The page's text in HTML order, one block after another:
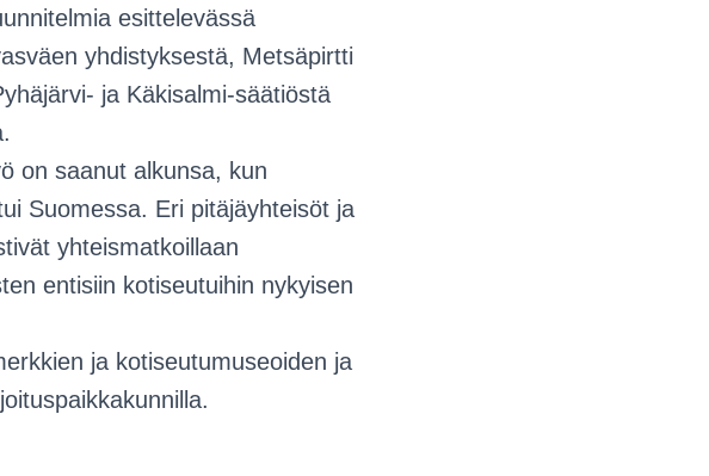
esittelevässä
yhdistyksestä, Metsäpirtti
ja Käkisalmi-säätiöstä
on saanut alkunsa, kun
Suomessa. Eri pitäjäyhteisöt ja
yhteismatkoillaan
entisiin kotiseutuihin nykyisen
ja kotiseutumuseoiden ja